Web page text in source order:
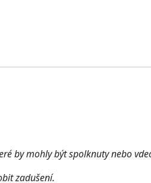
by mohly být spolknuty nebo
zadušení.